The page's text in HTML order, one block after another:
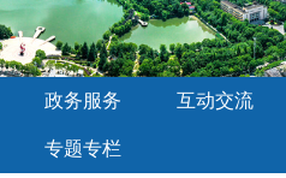
政务服务 互动交流
专题专栏